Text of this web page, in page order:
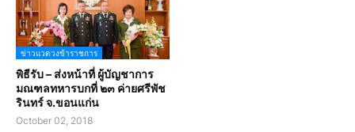
ข่าวแวดวงข้าราชการ
พิธีรับ – ส่งหน้าที่ ผู้บัญชาการ
มณฑลทหารบกที่ ๒๓ ค่ายศรีพัช
รินทร์ จ.ขอนแก่น
October 02, 2018